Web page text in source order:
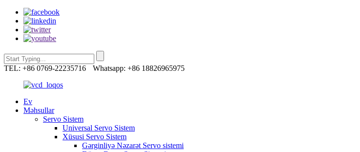
TEL: +86 0769-22235716 Whatsapp: +86 18826965975
Ev
Məhsullar
Servo Sistem
Universal Servo Sistem
Xüsusi Servo Sistem
Gərginliyə Nəzarət Servo sistemi